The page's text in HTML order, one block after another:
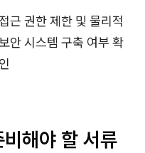
접근 권한 제한 및 물리적
보안 시스템 구축 여부 확
인
해야 할 서류